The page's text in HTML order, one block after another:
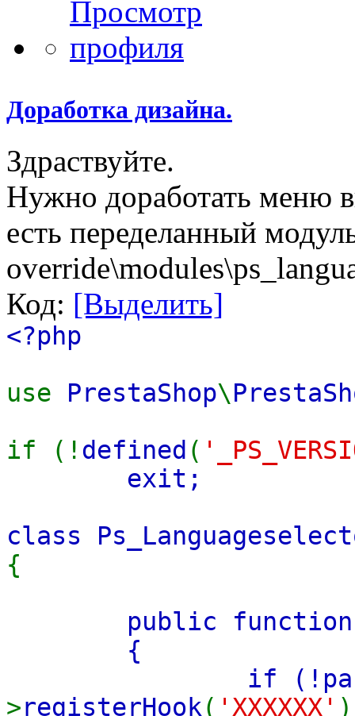
Доработка дизайна.
Здраствуйте.
Нужно доработать меню
есть переделанный
Код: [Выделить]
<?php
use PrestaShop\
if (! defined (
exit;
class
{
public
{
if (!
>registerHook( 'XXXXXX'